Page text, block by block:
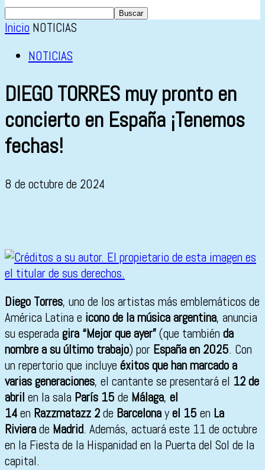
Inicio NOTICIAS
NOTICIAS
DIEGO TORRES muy pronto en
concierto en España ¡Tenemos
fechas!
8 de octubre de 2024
Diego Torres, uno de los artistas más emblemáticos de
América Latina e icono de la música argentina, anuncia
su esperada gira “Mejor que ayer”(que también da
nombre a su último trabajo) por España en 2025. Con
un repertorio que incluye éxitos que han marcado a
varias generaciones, el cantante se presentará el 12 de
abril en la sala París 15 de Málaga, el
14en Razzmatazz 2de Barcelonayel 15 en La
Rivierade Madrid. Además, actuará este 11 de octubre
en la Fiesta de la Hispanidad en la Puerta del Sol de la
capital.